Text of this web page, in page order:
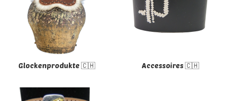
Glockenprodukte 🇨🇭 Accessoires 🇨🇭